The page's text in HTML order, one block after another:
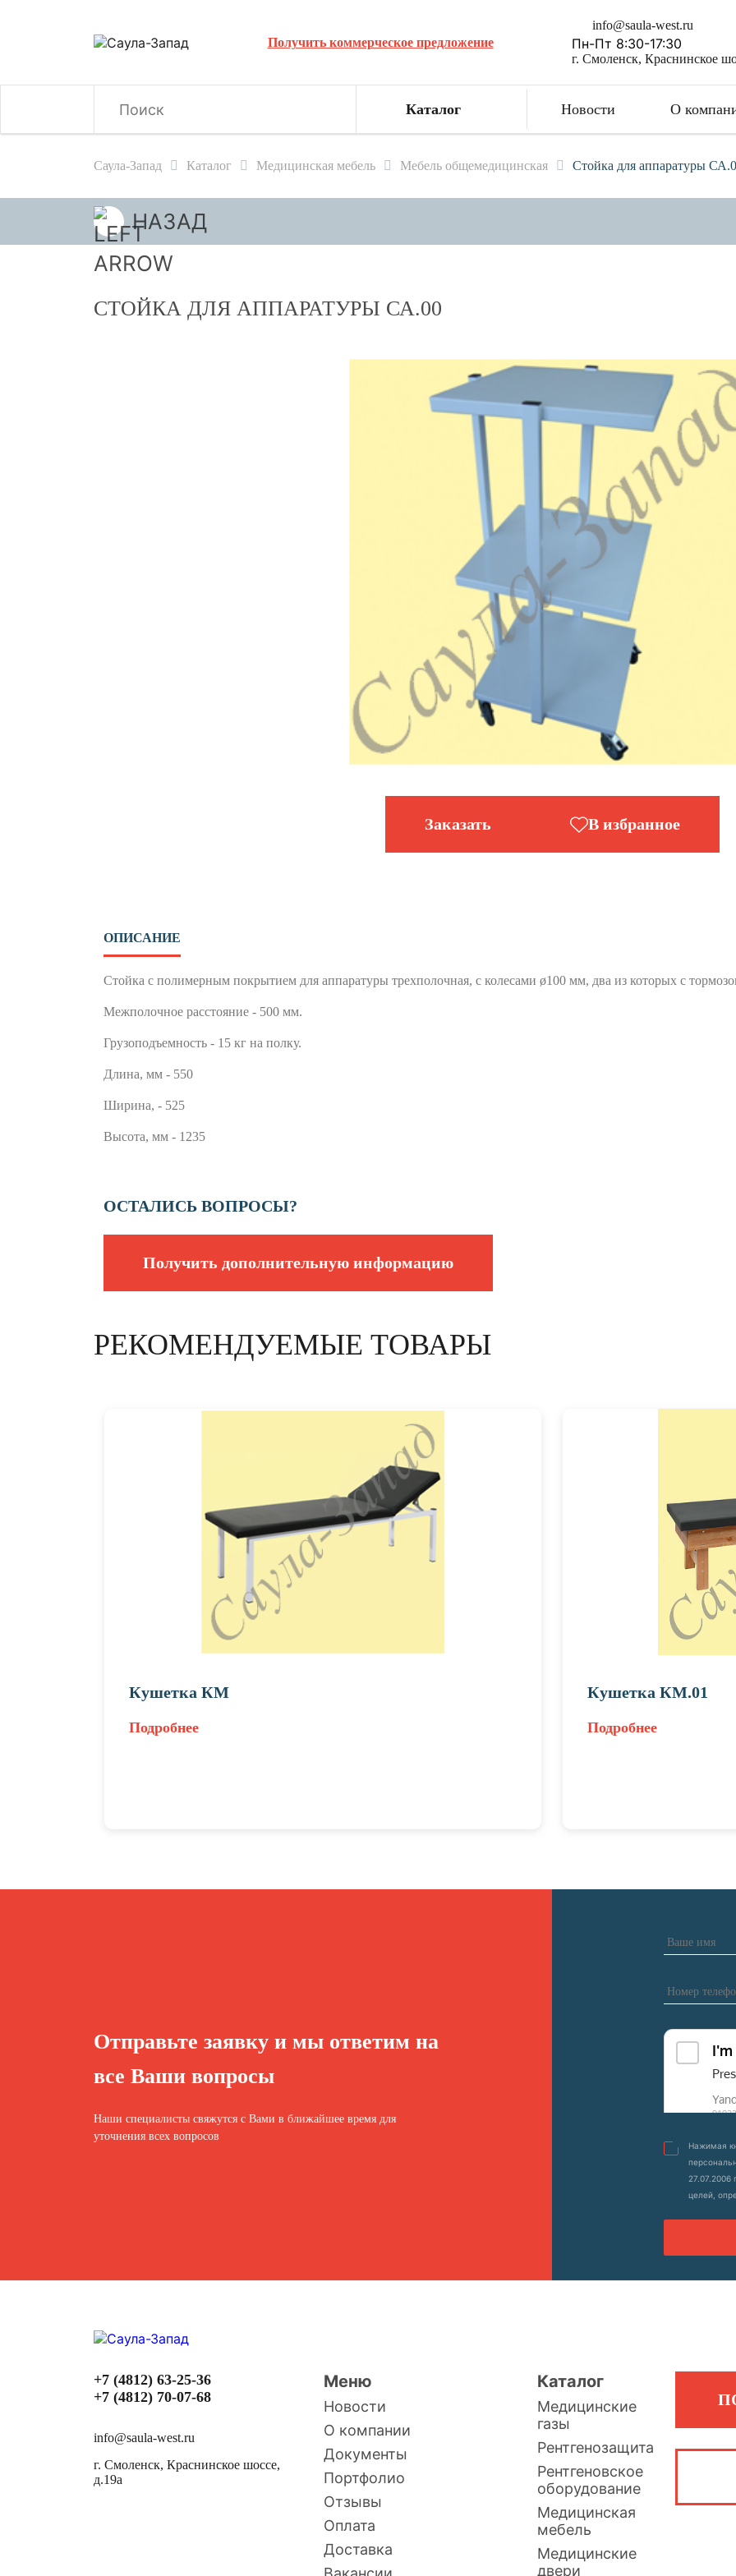
Получить коммерческое предложение
info@saula-west.ru
Пн-Пт 8:30-17:30
г. Смоленск, Краснинское
Каталог Новости О
Саула-Запад Каталог Медицинская мебель Мебель общемедицинская Стойка для аппаратуры
НАЗАД
СТОЙКА ДЛЯ АППАРАТУРЫ СА.00
Заказать В избранное
ОПИСАНИЕ
Стойка с полимерным покрытием для аппаратуры трехполочная, с колесами ø100 мм, два из которых с
Межполочное расстояние - 500 мм.
Грузоподъемность - 15 кг на полку.
Длина, мм - 550
Ширина, - 525
Высота, мм - 1235
ОСТАЛИСЬ ВОПРОСЫ?
Получить дополнительную информацию
РЕКОМЕНДУЕМЫЕ ТОВАРЫ
Кушетка КМ
Подробнее
Кушетка КМ.01
Подробнее
Отправьте заявку и мы ответим на
все Ваши вопросы
Наши специалисты свяжутся с Вами в ближайшее время для
уточнения всех вопросов
Нажимая
целей,
+7 (4812) 63-25-36
+7 (4812) 70-07-68
info@saula-west.ru
г. Смоленск, Краснинское шоссе,
д.19а
Меню
Новости
О компании
Документы
Портфолио
Отзывы
Оплата
Доставка
Каталог
Медицинские
газы
Рентгенозащита
Рентгеновское
оборудование
Медицинская
мебель
Медицинские
двери